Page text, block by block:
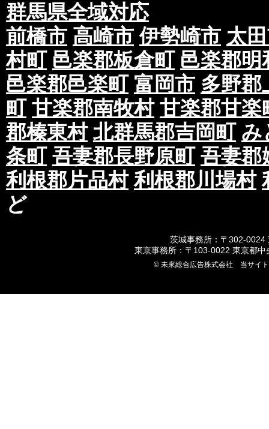
群馬県全域対応
前橋市 高崎市 伊勢崎市 太
村町 邑楽郡板倉町 邑楽郡明
邑楽郡邑楽町 富岡市 多野郡
町 甘楽郡南牧村 甘楽郡甘楽
郡榛東村 北群馬郡吉岡町 み
条町 吾妻郡長野原町 吾妻郡
利根郡片品村 利根郡川場村
ど
茨城事務所：〒302-0024
東京事務所：〒103-0022 東京都
© 未來総合広告株式会社 当サイ